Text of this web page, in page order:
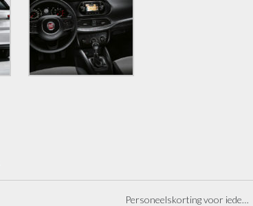
Personeelskorting voor iedereen op Fiat voorraadmodellen